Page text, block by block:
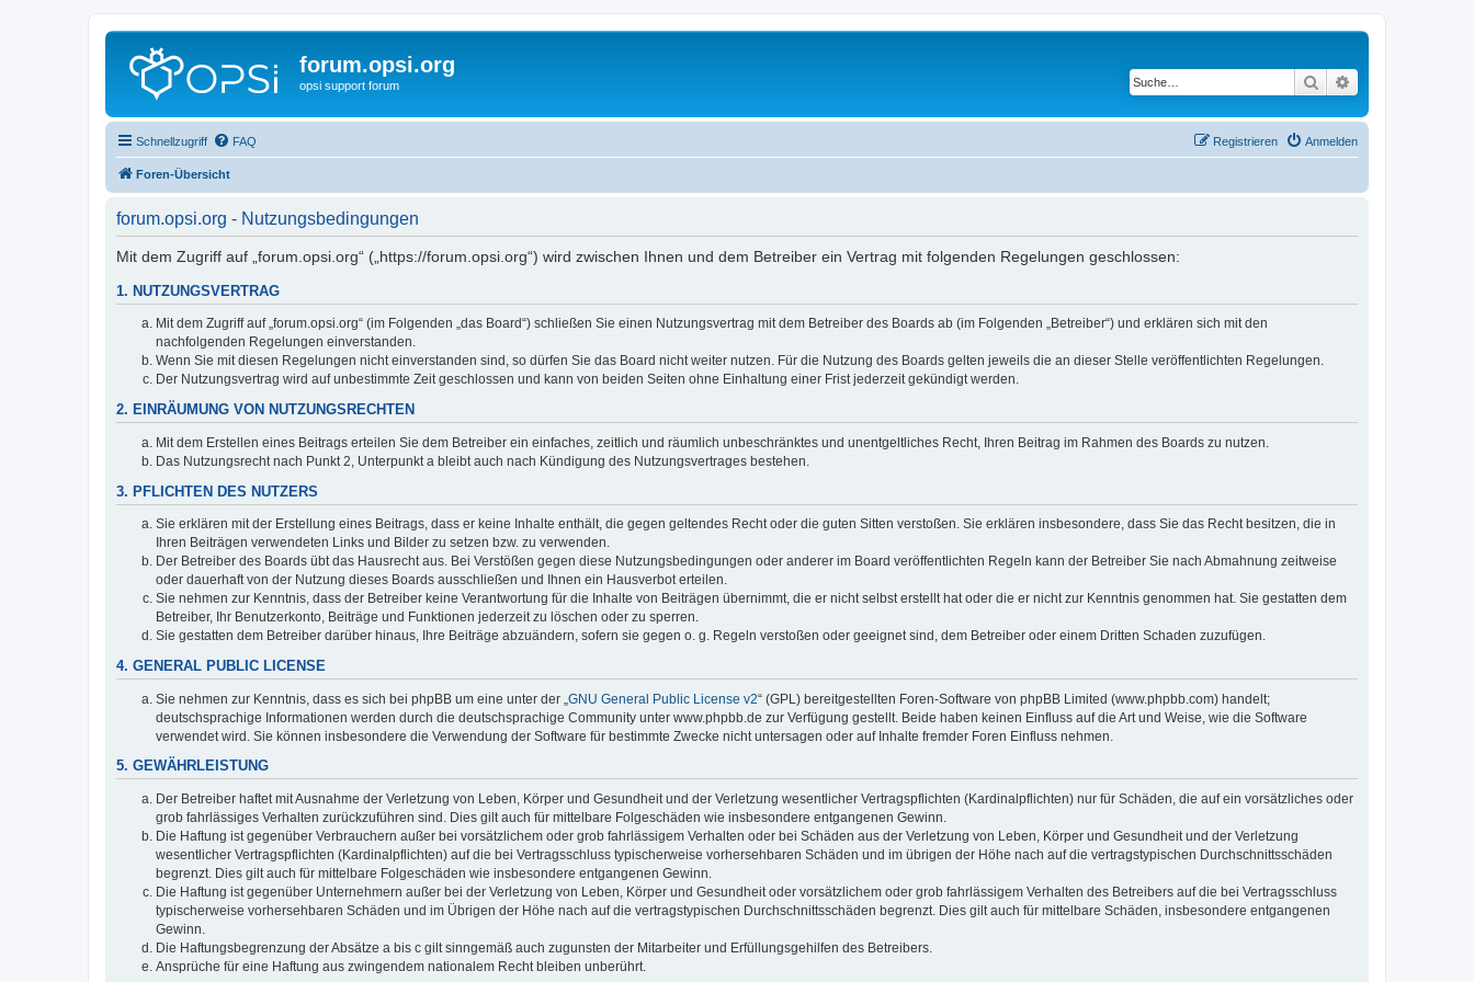
forum.opsi.org
opsi support forum Suche
Schnellzugriff FAQ Anmelden
Registrieren
Foren-Übersicht
forum.opsi.org - Nutzungsbedingungen
Mit dem Zugriff auf „forum.opsi.org“ („https://forum.opsi.org“) wird zwischen Ihnen und dem Betreiber ein Vertrag mit folgenden Regelungen geschlossen:
1. NUTZUNGSVERTRAG
Mit dem Zugriff auf „forum.opsi.org“ (im Folgenden „das Board“) schließen Sie einen Nutzungsvertrag mit dem Betreiber des Boards ab (im Folgenden „Betreiber“) und erklären sich mit den
nachfolgenden Regelungen einverstanden.
Wenn Sie mit diesen Regelungen nicht einverstanden sind, so dürfen Sie das Board nicht weiter nutzen. Für die Nutzung des Boards gelten jeweils die an dieser Stelle veröffentlichten Regelungen.
Der Nutzungsvertrag wird auf unbestimmte Zeit geschlossen und kann von beiden Seiten ohne Einhaltung einer Frist jederzeit gekündigt werden.
2. EINRÄUMUNG VON NUTZUNGSRECHTEN
Mit dem Erstellen eines Beitrags erteilen Sie dem Betreiber ein einfaches, zeitlich und räumlich unbeschränktes und unentgeltliches Recht, Ihren Beitrag im Rahmen des Boards zu nutzen.
Das Nutzungsrecht nach Punkt 2, Unterpunkt a bleibt auch nach Kündigung des Nutzungsvertrages bestehen.
3. PFLICHTEN DES NUTZERS
Sie erklären mit der Erstellung eines Beitrags, dass er keine Inhalte enthält, die gegen geltendes Recht oder die guten Sitten verstoßen. Sie erklären insbesondere, dass Sie das Recht besitzen, die in
Ihren Beiträgen verwendeten Links und Bilder zu setzen bzw. zu verwenden.
Der Betreiber des Boards übt das Hausrecht aus. Bei Verstößen gegen diese Nutzungsbedingungen oder anderer im Board veröffentlichten Regeln kann der Betreiber Sie nach Abmahnung zeitweise
oder dauerhaft von der Nutzung dieses Boards ausschließen und Ihnen ein Hausverbot erteilen.
Sie nehmen zur Kenntnis, dass der Betreiber keine Verantwortung für die Inhalte von Beiträgen übernimmt, die er nicht selbst erstellt hat oder die er nicht zur Kenntnis genommen hat. Sie gestatten dem
Betreiber, Ihr Benutzerkonto, Beiträge und Funktionen jederzeit zu löschen oder zu sperren.
Sie gestatten dem Betreiber darüber hinaus, Ihre Beiträge abzuändern, sofern sie gegen o. g. Regeln verstoßen oder geeignet sind, dem Betreiber oder einem Dritten Schaden zuzufügen.
4. GENERAL PUBLIC LICENSE
Sie nehmen zur Kenntnis, dass es sich bei phpBB um eine unter der „ GNU General Public License v2“ (GPL) bereitgestellten Foren-Software von phpBB Limited (www.phpbb.com) handelt;
deutschsprachige Informationen werden durch die deutschsprachige Community unter www.phpbb.de zur Verfügung gestellt. Beide haben keinen Einfluss auf die Art und Weise, wie die Software
verwendet wird. Sie können insbesondere die Verwendung der Software für bestimmte Zwecke nicht untersagen oder auf Inhalte fremder Foren Einfluss nehmen.
5. GEWÄHRLEISTUNG
Der Betreiber haftet mit Ausnahme der Verletzung von Leben, Körper und Gesundheit und der Verletzung wesentlicher Vertragspflichten (Kardinalpflichten) nur für Schäden, die auf ein vorsätzliches oder
grob fahrlässiges Verhalten zurückzuführen sind. Dies gilt auch für mittelbare Folgeschäden wie insbesondere entgangenen Gewinn.
Die Haftung ist gegenüber Verbrauchern außer bei vorsätzlichem oder grob fahrlässigem Verhalten oder bei Schäden aus der Verletzung von Leben, Körper und Gesundheit und der Verletzung
wesentlicher Vertragspflichten (Kardinalpflichten) auf die bei Vertragsschluss typischerweise vorhersehbaren Schäden und im übrigen der Höhe nach auf die vertragstypischen Durchschnittsschäden
begrenzt. Dies gilt auch für mittelbare Folgeschäden wie insbesondere entgangenen Gewinn.
Die Haftung ist gegenüber Unternehmern außer bei der Verletzung von Leben, Körper und Gesundheit oder vorsätzlichem oder grob fahrlässigem Verhalten des Betreibers auf die bei Vertragsschluss
typischerweise vorhersehbaren Schäden und im Übrigen der Höhe nach auf die vertragstypischen Durchschnittsschäden begrenzt. Dies gilt auch für mittelbare Schäden, insbesondere entgangenen
Gewinn.
Die Haftungsbegrenzung der Absätze a bis c gilt sinngemäß auch zugunsten der Mitarbeiter und Erfüllungsgehilfen des Betreibers.
Ansprüche für eine Haftung aus zwingendem nationalem Recht bleiben unberührt.